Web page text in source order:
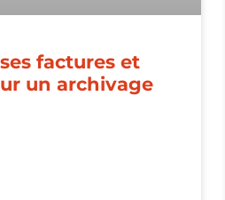
factures et
un archivage